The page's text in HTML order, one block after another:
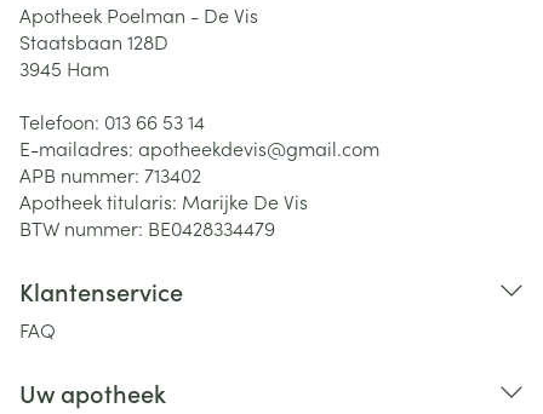
Apotheek Poelman - De Vis
Staatsbaan 128D
3945 Ham
Telefoon: 013 66 53 14
E-mailadres: apotheekdevis@gmail.com
APB nummer: 713402
Apotheek titularis: Marijke De Vis
BTW nummer: BE0428334479
Klantenservice
FAQ
Uw apotheek